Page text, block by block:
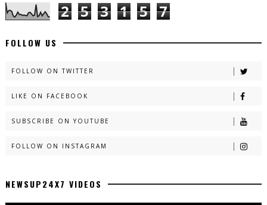
2 5 3 1 5 7
FOLLOW US
FOLLOW ON TWITTER
LIKE ON FACEBOOK
SUBSCRIBE ON YOUTUBE
FOLLOW ON INSTAGRAM
NEWSUP24X7 VIDEOS